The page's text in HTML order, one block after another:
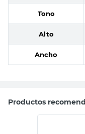
Tono
Alto
Ancho
Productos